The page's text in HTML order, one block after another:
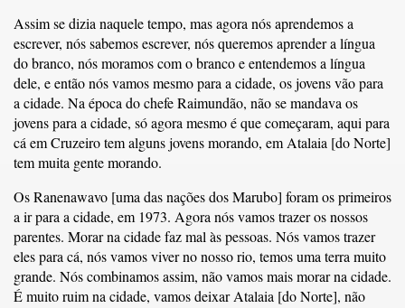
Assim se dizia naquele tempo, mas agora nós aprendemos a
escrever, nós sabemos escrever, nós queremos aprender a língua
do branco, nós moramos com o branco e entendemos a língua
dele, e então nós vamos mesmo para a cidade, os jovens vão para
a cidade. Na época do chefe Raimundão, não se mandava os
jovens para a cidade, só agora mesmo é que começaram, aqui para
cá em Cruzeiro tem alguns jovens morando, em Atalaia [do Norte]
tem muita gente morando.
Os Ranenawavo [uma das nações dos Marubo] foram os primeiros
a ir para a cidade, em 1973. Agora nós vamos trazer os nossos
parentes. Morar na cidade faz mal às pessoas. Nós vamos trazer
eles para cá, nós vamos viver no nosso rio, temos uma terra muito
grande. Nós combinamos assim, não vamos mais morar na cidade.
É muito ruim na cidade, vamos deixar Atalaia [do Norte], não